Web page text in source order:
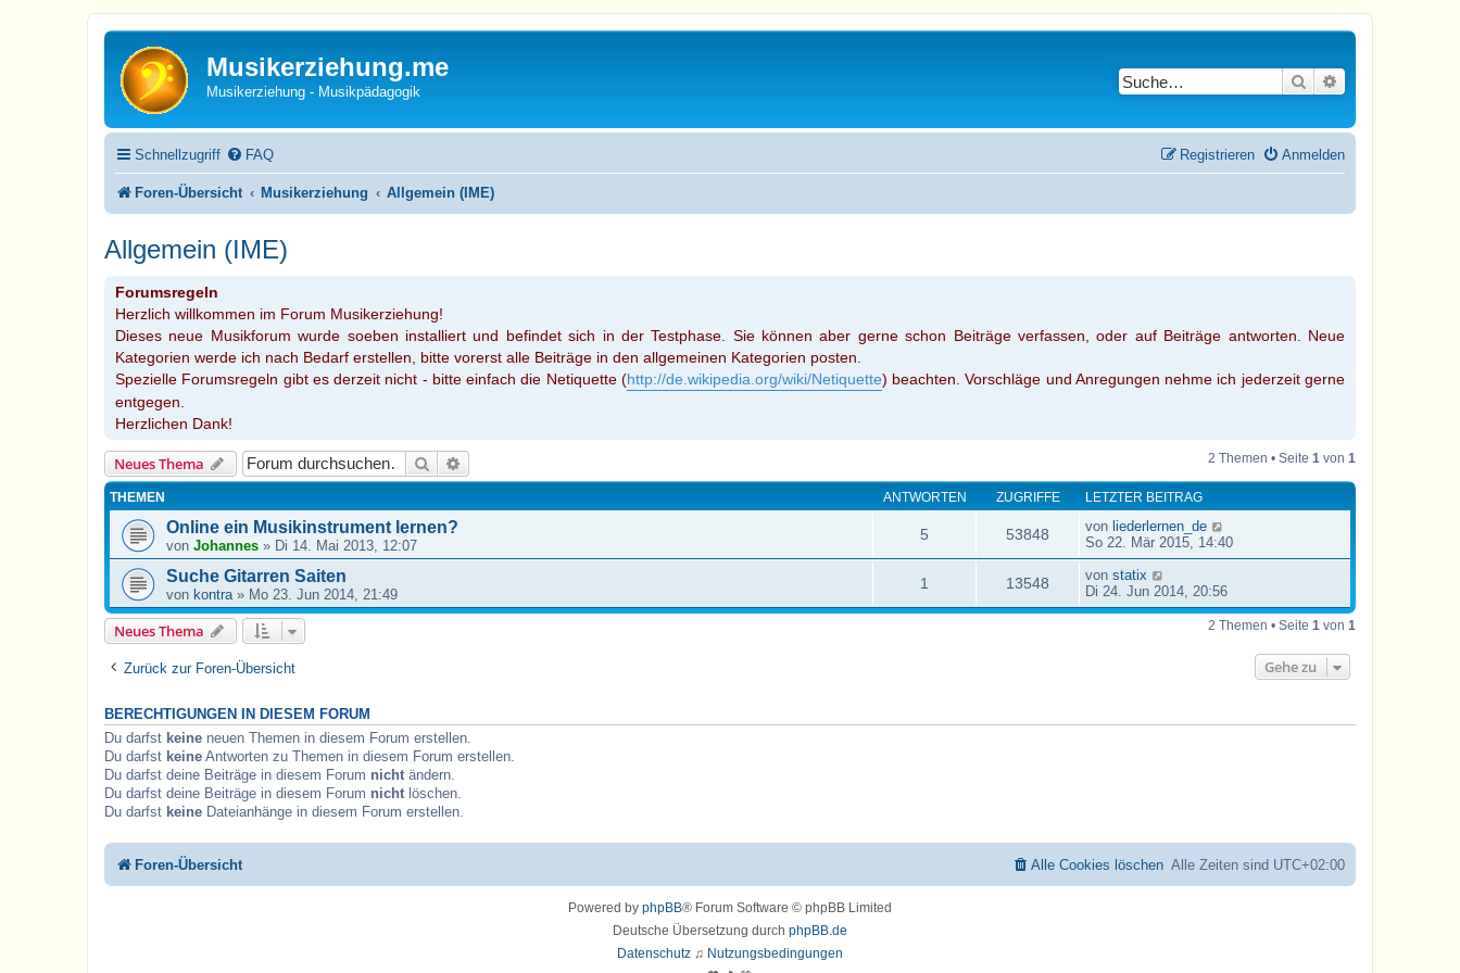
Musikerziehung.me
Musikerziehung - Musikpädagogik
Suche
Schnellzugriff FAQ Anmelden
Registrieren
Foren-Übersicht Musikerziehung Allgemein (IME)
Allgemein (IME)
Forumsregeln
Herzlich willkommen im Forum Musikerziehung!
Dieses neue Musikforum wurde soeben installiert und befindet sich in der Testphase. Sie können aber gerne schon Beiträge verfassen, oder auf Beiträge antworten. Neue
Kategorien werde ich nach Bedarf erstellen, bitte vorerst alle Beiträge in den allgemeinen Kategorien posten.
Spezielle Forumsregeln gibt es derzeit nicht - bitte einfach die Netiquette (http://de.wikipedia.org/wiki/Netiquette) beachten. Vorschläge und Anregungen nehme ich jederzeit gerne
entgegen.
Herzlichen Dank!
Neues Thema Suche 2 Themen • Seite 1 von 1
THEMEN ANTWORTEN ZUGRIFFE LETZTER BEITRAG
Online ein Musikinstrument lernen?
von Johannes » Di 14. Mai 2013, 12:07
5 53848 von liederlernen_de
So 22. Mär 2015, 14:40
Suche Gitarren Saiten
von kontra » Mo 23. Jun 2014, 21:49
1 13548 von statix
Di 24. Jun 2014, 20:56
Neues Thema 2 Themen • Seite 1 von 1
Zurück zur Foren-Übersicht Gehe zu
BERECHTIGUNGEN IN DIESEM FORUM
Du darfst keine neuen Themen in diesem Forum erstellen.
Du darfst keine Antworten zu Themen in diesem Forum erstellen.
Du darfst deine Beiträge in diesem Forum nicht ändern.
Du darfst deine Beiträge in diesem Forum nicht löschen.
Du darfst keine Dateianhänge in diesem Forum erstellen.
Foren-Übersicht Alle Zeiten sind UTC+02:00
Alle Cookies löschen
Powered by phpBB® Forum Software © phpBB Limited
Deutsche Übersetzung durch phpBB.de
Datenschutz ♫ Nutzungsbedingungen